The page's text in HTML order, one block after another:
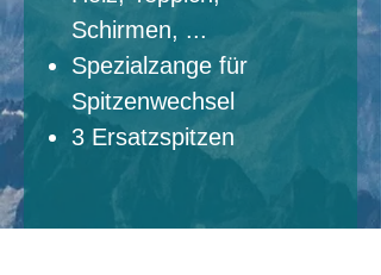
Schirmen, ...
Spezialzange für
Spitzenwechsel
3 Ersatzspitzen